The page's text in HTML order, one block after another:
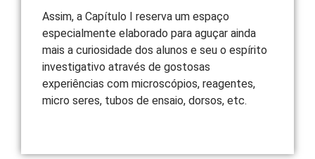
Assim, a Capítulo I reserva um espaço
especialmente elaborado para aguçar ainda
mais a curiosidade dos alunos e seu o espírito
investigativo através de gostosas
experiências com microscópios, reagentes,
micro seres, tubos de ensaio, dorsos, etc.